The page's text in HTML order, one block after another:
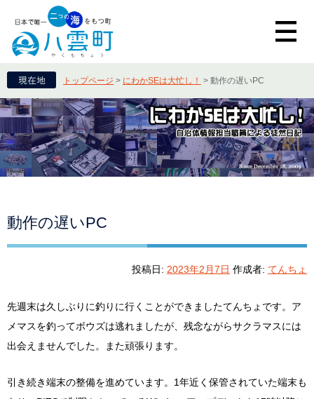
トップページ > にわかSEは大忙し！ > 動作の遅いPC
動作の遅いPC
投稿日: 2023年2月7日 作成者: てんちょ
先週末は久しぶりに釣りに行くことができましたてんちょです。ア
メマスを釣ってボウズは逃れましたが、残念ながらサクラマスには
出会えませんでした。また頑張ります。
引き続き端末の整備を進めています。1年近く保管されていた端末も